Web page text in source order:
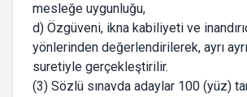
mesleğe uygunluğu,
d) Özgüveni, ikna kabiliyeti ve
yönlerinden değerlendirilerek, ayrı
suretiyle gerçekleştirilir.
(3) Sözlü sınavda adaylar 100 (yüz)